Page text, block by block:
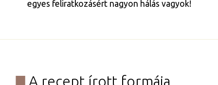
egyes feliratkozásért nagyon hálás vagyok!
A recept írott formája​